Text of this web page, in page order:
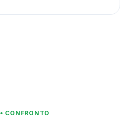
• CONFRONTO